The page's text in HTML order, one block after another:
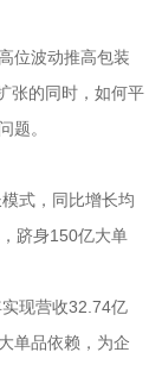
位波动推高包装
张的同时，如何平
题。
式，同比增长均
跻身150亿大单
现营收32.74亿
单品依赖，为企